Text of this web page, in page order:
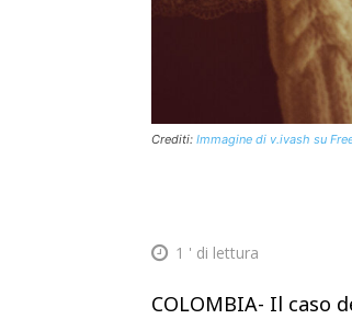
Crediti: Immagine di v.ivash su
1 ' di lettura
COLOMBIA- Il caso